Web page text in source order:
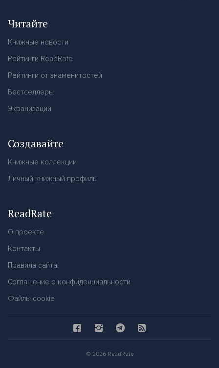
Читайте
Книжные новости
Рейтинги ReadRate
Рейтинги от знаменитостей
Бестселлеры
Экранизации
Создавайте
Книжные коллекции
Личный книжный профиль
ReadRate
О проекте
Контакты
Правила сайта
Соглашение о конфиденциальности
Файлы cookie
© 2026 ReadRate